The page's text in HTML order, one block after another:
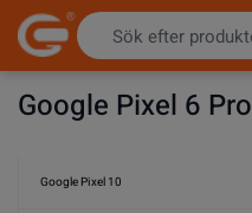
Hoppa till innehållet
Google Pixel 6 Pro
Google Pixel 10